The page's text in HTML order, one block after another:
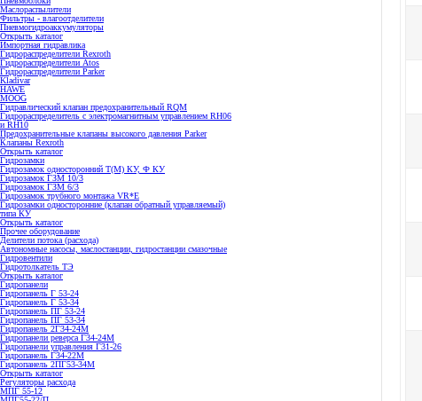
Маслораспылители
Фильтры - влагоотделители
Пневмогидроаккумуляторы
Открыть каталог
Импортная гидравлика
Гидрораспределители Rexroth
Гидрораспределители Atos
Гидрораспределители Parker
Kladivar
HAWE
MOOG
Гидравлический клапан предохранительный RQM
Гидрораспределитель с электромагнитным управлением RH06
и RH10
Предохранительные клапаны высокого давления Parker
Клапаны Rexroth
Открыть каталог
Гидрозамки
Гидрозамок односторонний Т(М) КУ, Ф КУ
Гидрозамок ГЗМ 10/3
Гидрозамок ГЗМ 6/3
Гидрозамок трубного монтажа VR*E
Гидрозамки односторонние (клапан обратный управляемый)
типа КУ
Открыть каталог
Прочее оборудование
Делители потока (расхода)
Автономные насосы, маслостанции, гидростанции смазочные
Гидровентили
Гидротолкатель ТЭ
Открыть каталог
Гидропанели
Гидропанель Г 53-24
Гидропанель Г 53-34
Гидропанель ПГ 53-24
Гидропанель ПГ 53-34
Гидропанель 2Г34-24М
Гидропанели реверса Г34-24М
Гидропанели управления Г31-26
Гидропанель Г34-22М
Гидропанель 2ПГ53-34М
Открыть каталог
Регуляторы расхода
МПГ 55-12